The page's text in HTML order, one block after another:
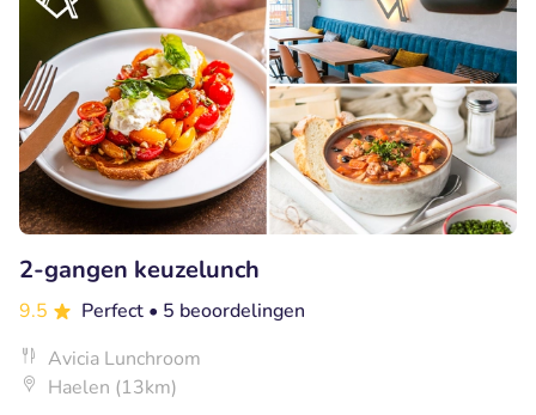
2-gangen keuzelunch
9.5 Perfect • 5 beoordelingen
Avicia Lunchroom
Haelen (13km)